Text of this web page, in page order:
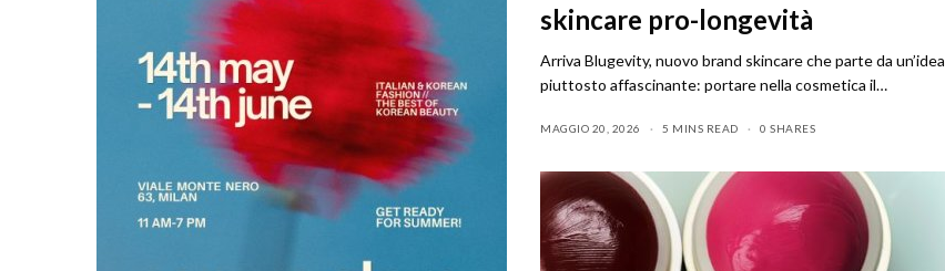
skincare pro-longevità
Arriva Blugevity, nuovo brand skincare che parte da un’idea
piuttosto affascinante: portare nella cosmetica il…
MAGGIO 20, 2026 5 MINS READ 0 SHARES